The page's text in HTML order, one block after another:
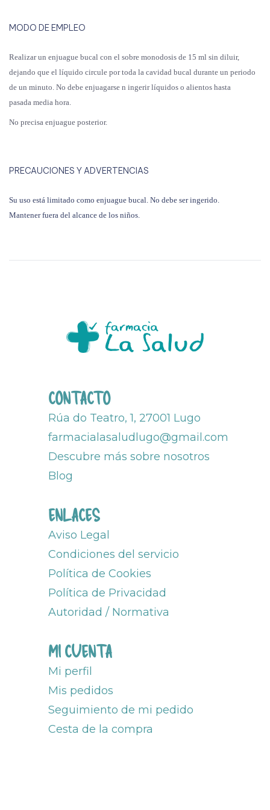
MODO DE EMPLEO
Realizar un enjuague bucal con el sobre monodosis de 15 ml sin diluir,
dejando que el líquido circule por toda la cavidad bucal durante un periodo
de un minuto. No debe enjuagarse n ingerir líquidos o alientos hasta
pasada media hora.
No precisa enjuague posterior.
PRECAUCIONES Y ADVERTENCIAS
Su uso está limitado como enjuague bucal. No debe ser ingerido.
Mantener fuera del alcance de los niños.
CONTACTO
Rúa do Teatro, 1, 27001 Lugo
farmacialasaludlugo@gmail.com
Descubre más sobre nosotros
Blog
ENLACES
Aviso Legal
Condiciones del servicio
Política de Cookies
Política de Privacidad
Autoridad / Normativa
MI CUENTA
Mi perfil
Mis pedidos
Seguimiento de mi pedido
Cesta de la compra